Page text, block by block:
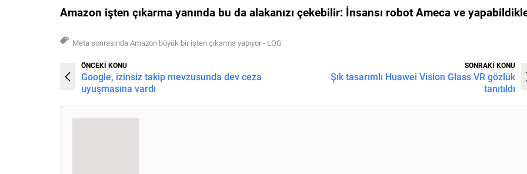
Amazon işten çıkarma yanında bu da alakanızı çekebilir: İnsansı robot Ameca ve
Meta sonrasında Amazon büyük bir işten çıkarma yapıyor - LOG
ÖNCEKİ KONU
Google, izinsiz takip mevzusunda dev ceza
uyuşmasına vardı
SONRAKİ KONU
Şık tasarımlı Huawei Vision Glass VR gözlük
tanıtıldı